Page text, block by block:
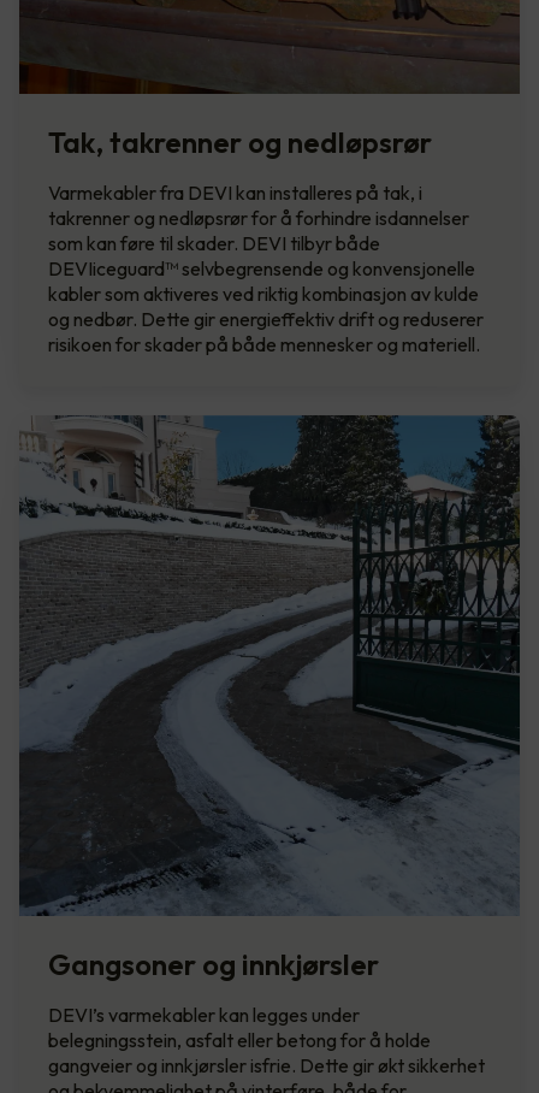
Tak, takrenner og nedløpsrør
Varmekabler fra DEVI kan installeres på tak, i
takrenner og nedløpsrør for å forhindre isdannelser
som kan føre til skader. DEVI tilbyr både
DEVIiceguard™ selvbegrensende og konvensjonelle
kabler som aktiveres ved riktig kombinasjon av kulde
og nedbør. Dette gir energieffektiv drift og reduserer
risikoen for skader på både mennesker og materiell.
Gangsoner og innkjørsler
DEVI’s varmekabler kan legges under
belegningsstein, asfalt eller betong for å holde
gangveier og innkjørsler isfrie. Dette gir økt sikkerhet